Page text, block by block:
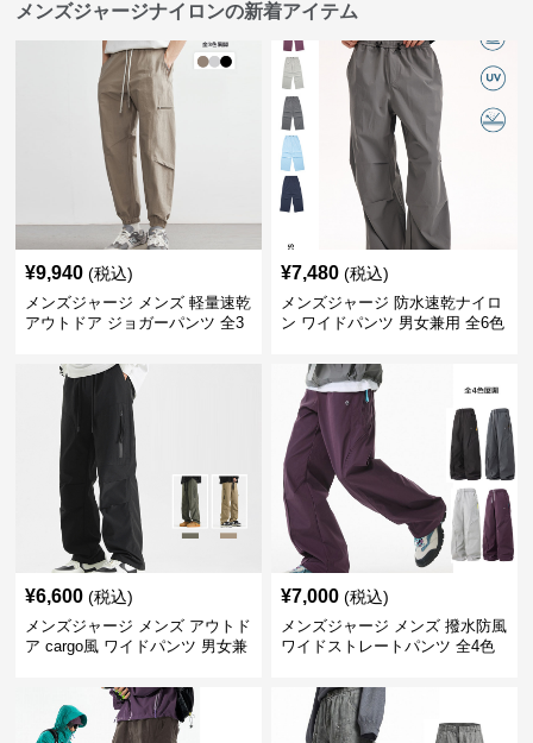
メンズジャージナイロンの新着アイテム
¥9,940 (税込)
メンズジャージ メンズ 軽量速乾
アウトドア ジョガーパンツ 全3
¥7,480 (税込)
メンズジャージ 防水速乾ナイロ
ン ワイドパンツ 男女兼用 全6色
¥6,600 (税込)
メンズジャージ メンズ アウトド
ア cargo風 ワイドパンツ 男女兼
¥7,000 (税込)
メンズジャージ メンズ 撥水防風
ワイドストレートパンツ 全4色